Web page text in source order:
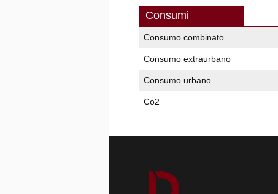
Consumi
Consumo combinato
Consumo extraurbano
Consumo urbano
Co2